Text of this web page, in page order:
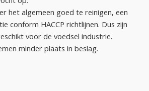
het algemeen goed te reinigen, een
conform HACCP richtlijnen. Dus zijn
voor de voedsel industrie.
minder plaats in beslag.